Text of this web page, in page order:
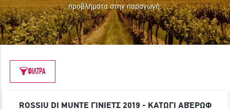
ΕΚΠΛΗΚΤΙΚΑ ΚΡΑΣΙΑ ΑΠΟ ΟΛΟ ΤΟΝ ΚΟΣΜΟ ΣΤΗΝ ΠΟΡΤΑ ΣΟΥ ΣΕ
ΜΟΝΑΔΙΚΕΣ ΠΡΟΣΦΟΡΕΣ!
προβλήματα στην παραγωγή.
ΦΙΛΤΡΑ
ROSSIU DI MUNTE ΓΙΝΙΕΤΣ 2019 - ΚΑΤΩΓΙ ΑΒΈΡΩΦ